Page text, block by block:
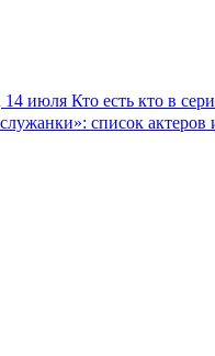
14 июля Кто есть кто в
служанки»: список актеров